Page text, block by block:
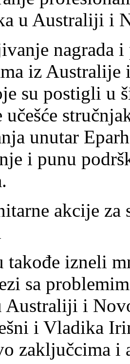
u Australiji i
nagrada
iz Australije
su postigli u
unutar
i punu
akcije
takođe izneli
sa
Australiji i
i Vladika
zaključcima i